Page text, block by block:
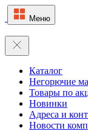
Меню
Каталог
Негорючие
Товары по
Новинки
Адреса и
Новости